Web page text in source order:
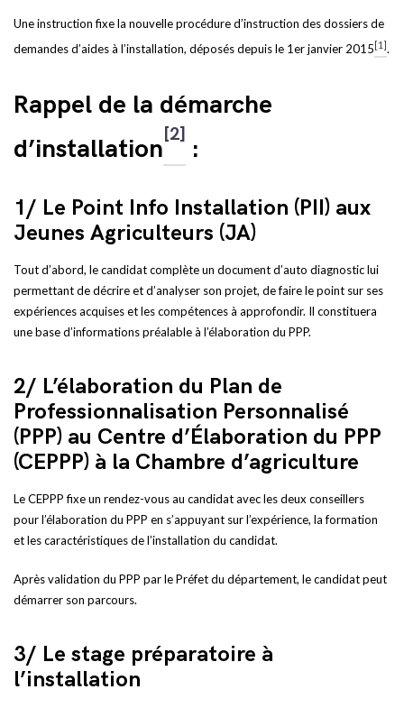
Une instruction fixe la nouvelle procédure d’instruction des dossiers de
demandes d’aides à l’installation, déposés depuis le 1er janvier 2015[1].
Rappel de la démarche
d’installation
[2]
:
1/ Le Point Info Installation (PII) aux
Jeunes Agriculteurs (JA)
Tout d’abord, le candidat complète un document d’auto diagnostic lui
permettant de décrire et d’analyser son projet, de faire le point sur ses
expériences acquises et les compétences à approfondir. Il constituera
une base d’informations préalable à l’élaboration du PPP.
2/ L’élaboration du Plan de
Professionnalisation Personnalisé
(PPP) au Centre d’Élaboration du PPP
(CEPPP) à la Chambre d’agriculture
Le CEPPP fixe un rendez-vous au candidat avec les deux conseillers
pour l’élaboration du PPP en s’appuyant sur l’expérience, la formation
et les caractéristiques de l’installation du candidat.
Après validation du PPP par le Préfet du département, le candidat peut
démarrer son parcours.
3/ Le stage préparatoire à
l’installation